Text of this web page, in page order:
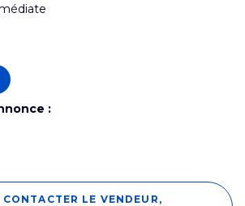
:
CONTACTER LE VENDEUR,